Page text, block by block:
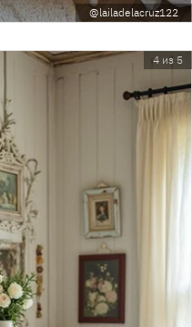
@lailadelacruz122
4 из 5